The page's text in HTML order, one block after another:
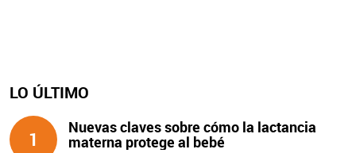
LO ÚLTIMO
1
Nuevas claves sobre cómo la lactancia
materna protege al bebé